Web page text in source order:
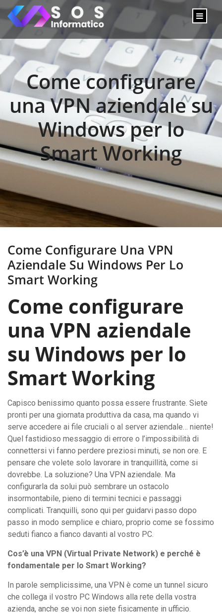
Come configurare
una VPN aziendale su
Windows per lo
Smart Working
Come Configurare Una VPN
Aziendale Su Windows Per Lo
Smart Working
Come configurare
una VPN aziendale
su Windows per lo
Smart Working
Capisco benissimo quanto possa essere frustrante. Siete
pronti per una giornata produttiva da casa, ma quando vi
serve accedere ai file cruciali o al server aziendale… niente!
Quel fastidioso messaggio di errore o l’impossibilità di
connettersi vi fanno perdere preziosi minuti, se non ore. E
pensare che volete solo lavorare in tranquillità, come si
dovrebbe. La soluzione? Una VPN aziendale. Ma
configurarla da solui può sembrare un ostacolo
insormontabile, pieno di termini tecnici e passaggi
complicati. Tranquilli, sono qui per guidarvi passo dopo
passo in modo semplice e chiaro, proprio come se fossimo
seduti fianco a fianco davanti al vostro PC.
Cos’è una VPN (Virtual Private Network) e perché è
fondamentale per lo Smart Working?
In parole semplicissime, una VPN è come un tunnel sicuro
che collega il vostro PC Windows alla rete della vostra
azienda, anche se voi non siete fisicamente in ufficio.